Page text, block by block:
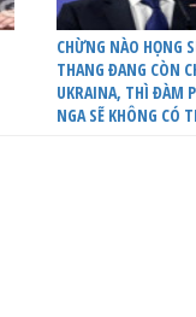
CHỪNG NÀO HỌNG
THANG ĐANG CÒN
UKRAINA, THÌ ĐÀM
NGA SẼ KHÔNG CÓ